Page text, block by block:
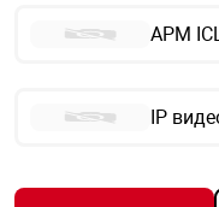
АРМ
IP